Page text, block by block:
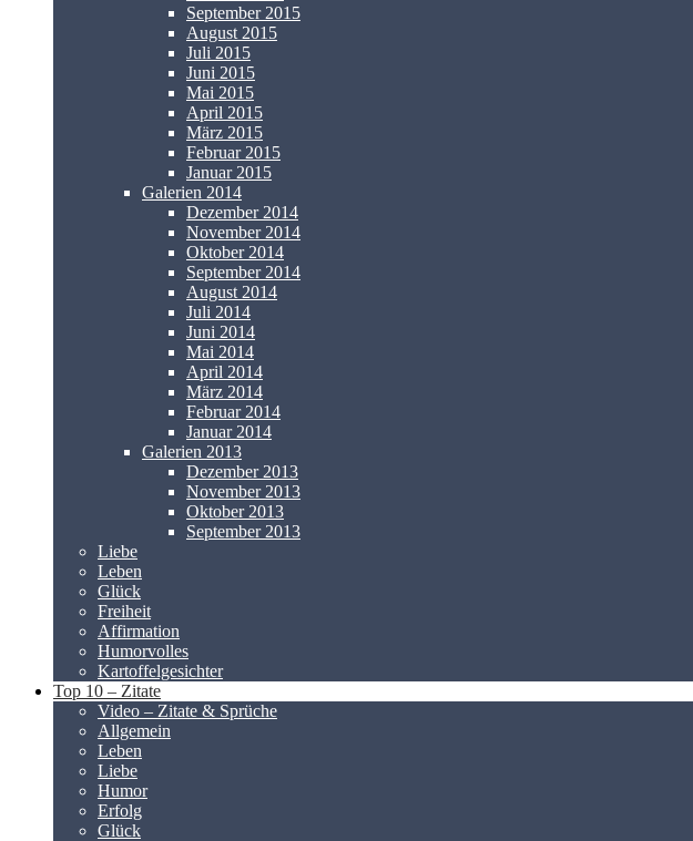
September 2015
August 2015
Juli 2015
Juni 2015
Mai 2015
April 2015
März 2015
Februar 2015
Januar 2015
Galerien 2014
Dezember 2014
November 2014
Oktober 2014
September 2014
August 2014
Juli 2014
Juni 2014
Mai 2014
April 2014
März 2014
Februar 2014
Januar 2014
Galerien 2013
Dezember 2013
November 2013
Oktober 2013
September 2013
Liebe
Leben
Glück
Freiheit
Affirmation
Humorvolles
Kartoffelgesichter
Top 10 – Zitate
Video – Zitate & Sprüche
Allgemein
Leben
Liebe
Humor
Erfolg
Glück